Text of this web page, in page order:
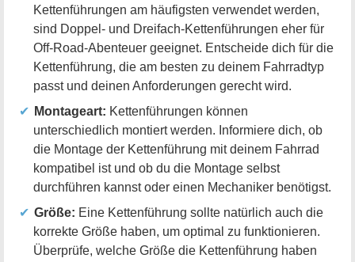
Kettenführungen am häufigsten verwendet werden,
sind Doppel- und Dreifach-Kettenführungen eher für
Off-Road-Abenteuer geeignet. Entscheide dich für die
Kettenführung, die am besten zu deinem Fahrradtyp
passt und deinen Anforderungen gerecht wird.
Montageart: Kettenführungen können
unterschiedlich montiert werden. Informiere dich, ob
die Montage der Kettenführung mit deinem Fahrrad
kompatibel ist und ob du die Montage selbst
durchführen kannst oder einen Mechaniker benötigst.
Größe: Eine Kettenführung sollte natürlich auch die
korrekte Größe haben, um optimal zu funktionieren.
Überprüfe, welche Größe die Kettenführung haben